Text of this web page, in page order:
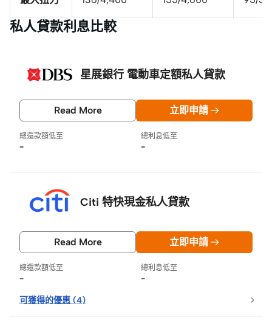
私人貸款利息比較
星展銀行 電動車定額私人貸款
Read More 立即申請
總還款額低至
-
總利息低至
-
Citi 特快現金私人貸款
Read More 立即申請
總還款額低至
-
總利息低至
-
可獲得的優惠 (4)